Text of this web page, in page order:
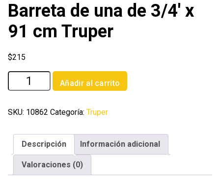
Barreta de una de 3/4′ x
91 cm Truper
$215
Barreta
de
de
cm
Truper
Añadir al carrito
SKU: 10862 Categoría: Truper
Descripción Información adicional
Valoraciones (0)